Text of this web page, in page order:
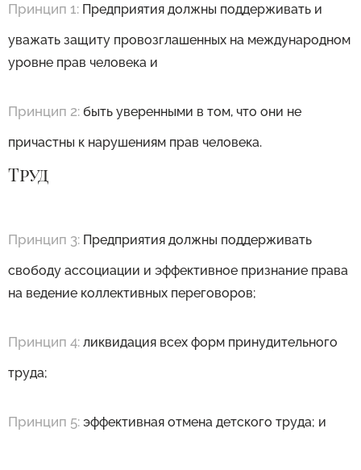
Принцип 1: Предприятия должны поддерживать и
уважать защиту провозглашенных на международном
уровне прав человека и
Принцип 2: быть уверенными в том, что они не
причастны к нарушениям прав человека.
Труд
Принцип 3: Предприятия должны поддерживать
свободу ассоциации и эффективное признание права
на ведение коллективных переговоров;
Принцип 4: ликвидация всех форм принудительного
труда;
Принцип 5: эффективная отмена детского труда; и